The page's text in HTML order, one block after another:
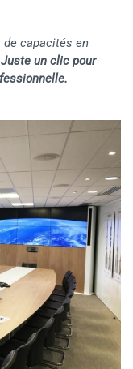
de capacités en
Juste un clic pour